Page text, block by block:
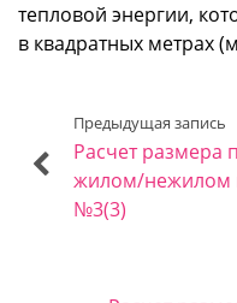
тепловой энергии,
в квадратных метрах (м
Предыдущая запись
Расчет размера
жилом/нежилом
№3(3)